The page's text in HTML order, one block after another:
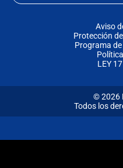
Aviso
Protección
Programa de
LEY
© 2026
Todos los